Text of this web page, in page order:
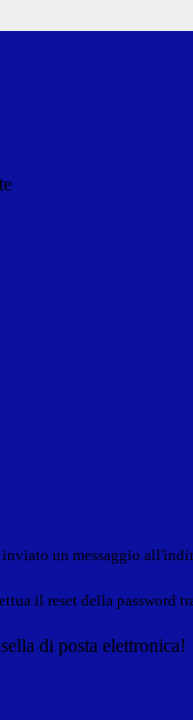
inviato un messaggio
il reset della password
di posta elettronica!